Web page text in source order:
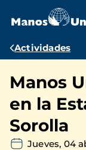
contenido
Ruta
Actividades
Manos
en la
Sorolla
Jueves, 04